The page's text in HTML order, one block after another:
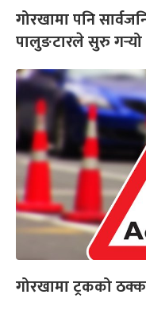
गोरखामा पनि
पालुङटारले सुरु
गोरखामा ट्रकको